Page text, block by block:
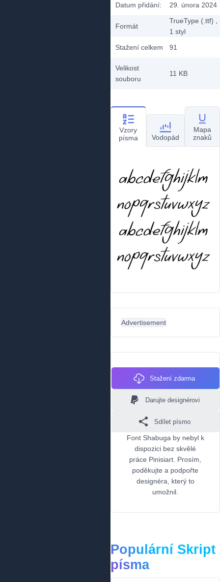
Datum přidání:
29. února 2024
Formát
TrueType (.ttf)
1 styl
Stažení celkem
91
Velikost
souboru
11 KB
Vzory
písma
Vodopád
Mapa
znaků
Advertisement
Stažení zdarma
Darujte designérovi
Sdílet písmo
Font Shabuga by nebyl k
dispozici bez skvělé
práce Pinisiart. Prosím,
poděkujte a podpořte
designéra, který to
umožnil.
Populární Skript
písma